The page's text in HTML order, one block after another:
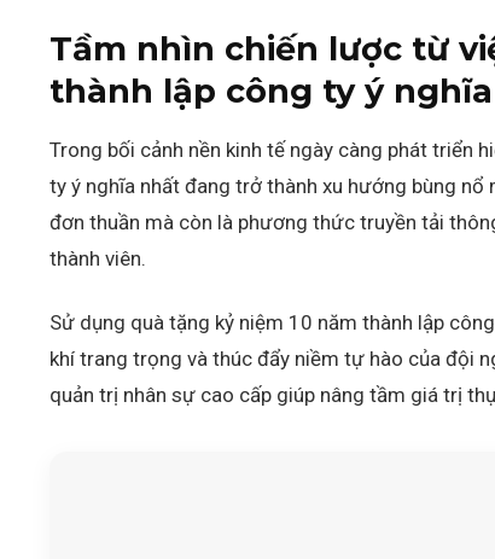
Tầm nhìn chiến lược từ
thành lập công ty ý
Trong bối cảnh nền kinh tế ngày càng phát triển
ty ý nghĩa nhất đang trở thành xu hướng bùng nổ
đơn thuần mà còn là phương thức truyền tải
thành viên.
Sử dụng quà tặng kỷ niệm 10 năm thành lập
khí trang trọng và thúc đẩy niềm tự hào của đội
quản trị nhân sự cao cấp giúp nâng tầm giá trị